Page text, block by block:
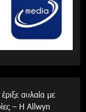
αυλαία με
– Η Allwyn